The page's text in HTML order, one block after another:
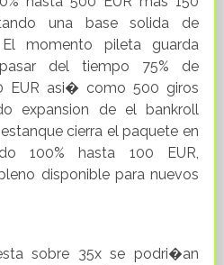
una base solida de
momento pileta guarda
del tiempo 75% de
EUR asi� como 500 giros
expansion de el bankroll
cierra el paquete en
100% hasta 100 EUR,
disponible para nuevos
sobre 35x se podri�an